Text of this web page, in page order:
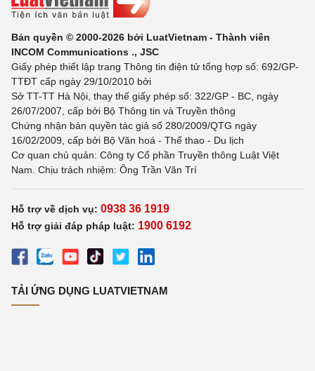
Bản quyền © 2000-2026 bởi LuatVietnam - Thành viên
INCOM Communications ., JSC
Giấy phép thiết lập trang Thông tin điện tử tổng hợp số: 692/GP-
TTĐT cấp ngày 29/10/2010 bởi
Sở TT-TT Hà Nội, thay thế giấy phép số: 322/GP - BC, ngày
26/07/2007, cấp bởi Bộ Thông tin và Truyền thông
Chứng nhận bản quyền tác giả số 280/2009/QTG ngày
16/02/2009, cấp bởi Bộ Văn hoá - Thể thao - Du lịch
Cơ quan chủ quản: Công ty Cổ phần Truyền thông Luật Việt
Nam. Chịu trách nhiệm: Ông Trần Văn Trí
Hỗ trợ về dịch vụ: 0938 36 1919
Hỗ trợ giải đáp pháp luật: 1900 6192
TẢI ỨNG DỤNG LUATVIETNAM